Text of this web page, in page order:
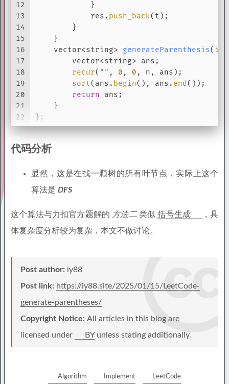
12
13
14
15
16
17
18
19
20
21
22
            }
            res.
push_back(t);
        }
    }
vector<string> generateParenthesis( int
        vector<string> ans;
recur( "" , 0 , 0 , n, ans);
sort(ans. begin(), ans. end ());
return ans;
    }
};
代码分析
显然，这是在找一颗树的所有叶节点，实际上这个
算法是 DFS
这个算法与力扣官方题解的 方法二类似括号生成
，具
体复杂度分析较为复杂，本文不做讨论。
Post author: iy88
Post link: https://iy88.site/2025/01/15/LeetCode-
generate-parentheses/
Copyright Notice: All articles in this blog are
licensed under
BYunless stating additionally.
Algorithm Implement LeetCode